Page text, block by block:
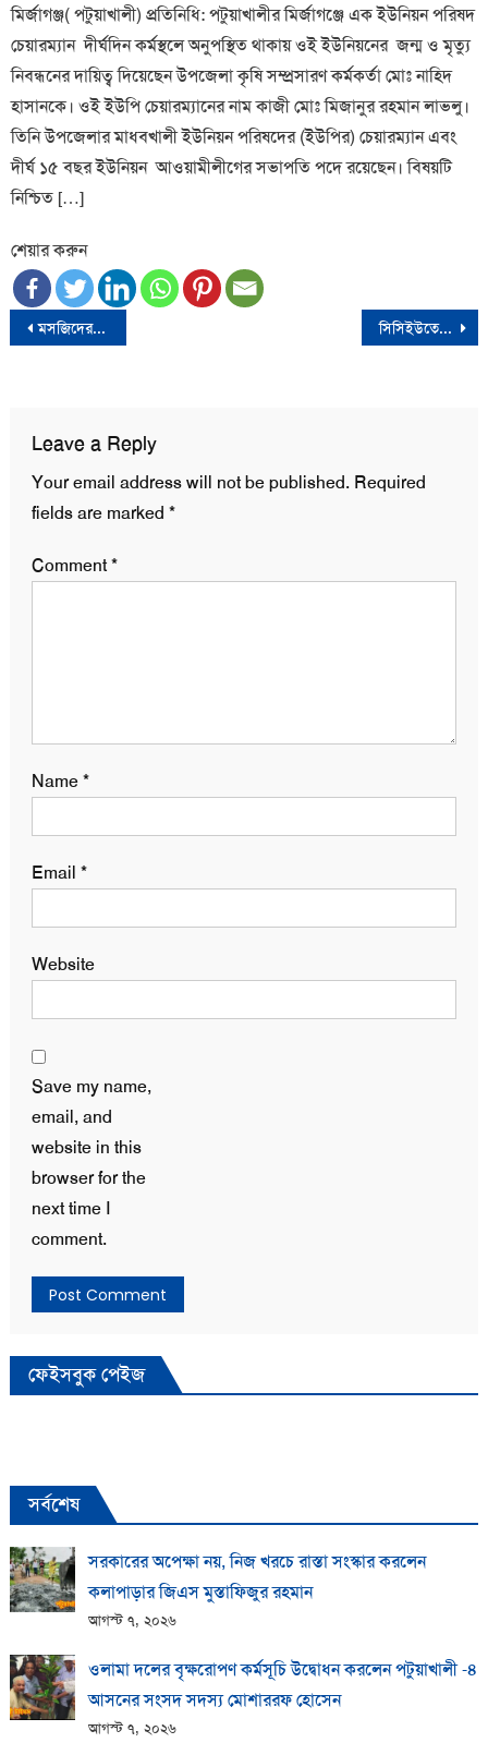
মির্জাগঞ্জ( পটুয়াখালী) প্রতিনিধি: পটুয়াখালীর মির্জাগঞ্জে এক ইউনিয়ন পরিষদ
চেয়ারম্যান দীর্ঘদিন কর্মস্থলে অনুপস্থিত থাকায় ওই ইউনিয়নের জন্ম ও মৃত্যু
নিবন্ধনের দায়িত্ব দিয়েছেন উপজেলা কৃষি সম্প্রসারণ কর্মকর্তা মোঃ নাহিদ
হাসানকে। ওই ইউপি চেয়ারম্যানের নাম কাজী মোঃ মিজানুর রহমান লাভলু।
তিনি উপজেলার মাধবখালী ইউনিয়ন পরিষদের (ইউপির) চেয়ারম্যান এবং
দীর্ঘ ১৫ বছর ইউনিয়ন আওয়ামীলীগের সভাপতি পদে রয়েছেন। বিষয়টি
নিশ্চিত […]
শেয়ার করুন
Post
মসজিদের ৫০ কোটি টাকা লোপাটে সাবেক প্রতিমন্ত্রীর বিরুদ্ধে দুদকের অনুসন্ধান শুরু সিসিইউতে খালেদা জিয়া
Leave a Reply
Your email address will not be published. Required
fields are marked *
Comment*
Name*
Email *
Website
Save my name,
email, and
website in this
browser for the
next time I
comment.
ফেইসবুক পেইজ
সর্বশেষ
সরকারের অপেক্ষা নয়, নিজ খরচে রাস্তা সংস্কার করলেন
কলাপাড়ার জিএস মুস্তাফিজুর রহমান
আগস্ট ৭, ২০২৬
ওলামা দলের বৃক্ষরোপণ কর্মসূচি উদ্বোধন করলেন পটুয়াখালী -৪
আসনের সংসদ সদস্য মোশাররফ হোসেন
আগস্ট ৭, ২০২৬